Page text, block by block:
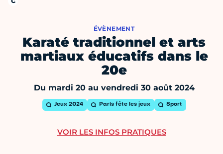
ÉVÈNEMENT
Karaté traditionnel et arts
martiaux éducatifs dans le
20e
Du mardi 20 au vendredi 30 août 2024
Jeux 2024 Paris fête les jeux Sport
VOIR LES INFOS PRATIQUES